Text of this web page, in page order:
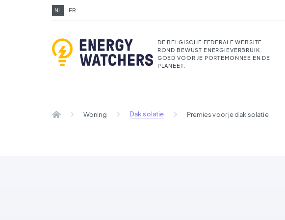
NL FR
DE BELGISCHE FEDERALE WEBSITE
ROND BEWUST ENERGIEVERBRUIK.
GOED VOOR JE PORTEMONNEE EN DE
PLANEET.
Woning Dakisolatie Premies voor je dakisolatie